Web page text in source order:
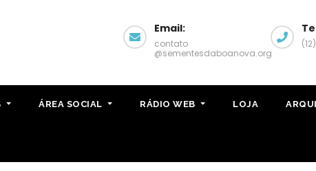
Email:
contato
@sementesdaboanova.org
ÁREA SOCIAL RÁDIO WEB LOJA